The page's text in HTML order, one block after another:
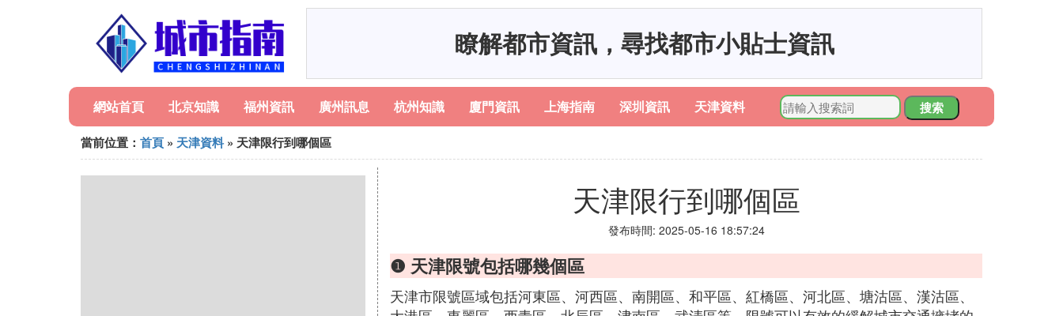
瞭解都市資訊，尋找都市小貼士資訊
網站首頁 北京知識 福州資訊 廣州訊息 杭州知識 廈門資訊 上海指南 深圳資訊 天津資料
搜索
當前位置： 首頁 » 天津資料 » 天津限行到哪個區
天津限行到哪個區
發布時間: 2025-05-16 18:57:24
❶ 天津限號包括哪幾個區
天津市限號區域包括河東區、河西區、南開區、和平區、紅橋區、河北區、塘沽區、漢沽區、